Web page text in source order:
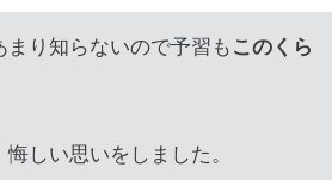
り知らないので予習も このくら
しい思いをしました。